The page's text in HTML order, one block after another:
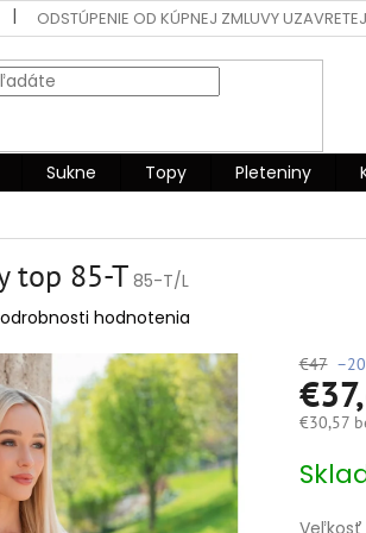
ODSTÚPENIE OD KÚPNEJ ZMLUVY UZAVRETEJ
Sukne Topy Pleteniny
top 85-T 85-T/L
hodnotenia
€47
€30,57
cena: